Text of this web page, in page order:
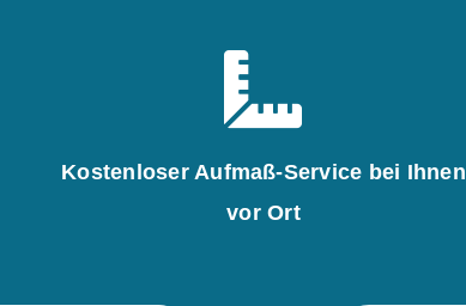
Kostenloser Aufmaß-Service bei Ihnen
vor Ort